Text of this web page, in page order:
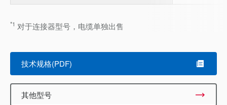
*1 对于连接器型号，电缆单独出售
技术规格(PDF)
其他型号